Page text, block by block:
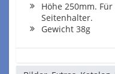
Höhe 250mm.
Seitenhalter.
Gewicht 38g